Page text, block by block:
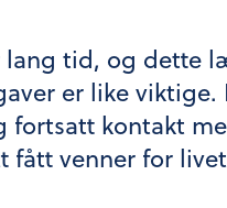
lang tid, og dette
er like viktige.
fortsatt kontakt
fått venner for